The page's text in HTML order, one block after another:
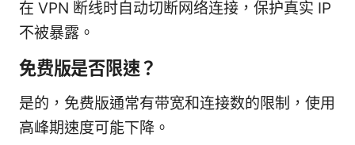
在 VPN 断线时自动切断网络连接，保护真实 IP
不被暴露。
免费版是否限速？
是的，免费版通常有带宽和连接数的限制，使用
高峰期速度可能下降。